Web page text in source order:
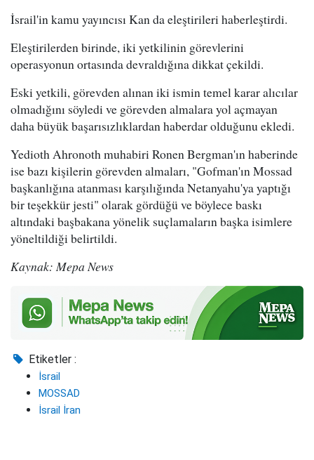
İsrail'in kamu yayıncısı Kan da eleştirileri haberleştirdi.
Eleştirilerden birinde, iki yetkilinin görevlerini
operasyonun ortasında devraldığına dikkat çekildi.
Eski yetkili, görevden alınan iki ismin temel karar alıcılar
olmadığını söyledi ve görevden almalara yol açmayan
daha büyük başarısızlıklardan haberdar olduğunu ekledi.
Yedioth Ahronoth muhabiri Ronen Bergman'ın haberinde
ise bazı kişilerin görevden almaları, "Gofman'ın Mossad
başkanlığına atanması karşılığında Netanyahu'ya yaptığı
bir teşekkür jesti" olarak gördüğü ve böylece baskı
altındaki başbakana yönelik suçlamaların başka isimlere
yöneltildiği belirtildi.
Kaynak: Mepa News
Etiketler :
İsrail
MOSSAD
İsrail İran